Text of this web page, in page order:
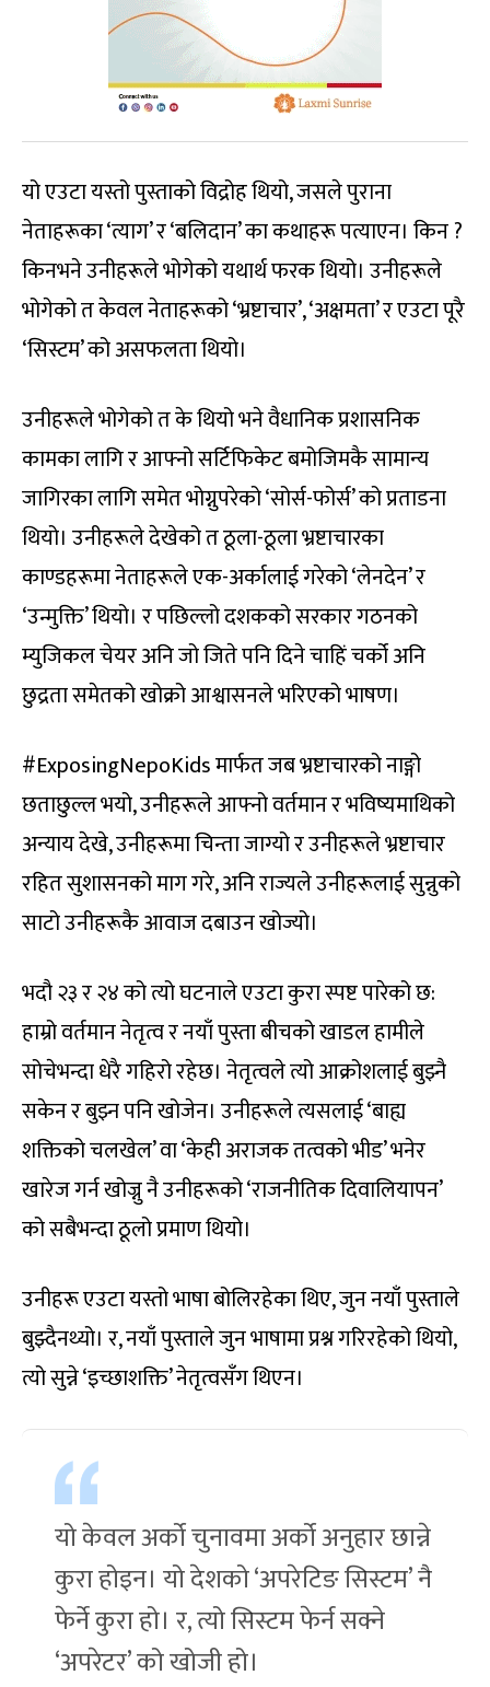
यो एउटा यस्तो पुस्ताको विद्रोह थियो, जसले पुराना
नेताहरूका ‘त्याग’ र ‘बलिदान’ का कथाहरू पत्याएन। किन ?
किनभने उनीहरूले भोगेको यथार्थ फरक थियो। उनीहरूले
भोगेको त केवल नेताहरूको ‘भ्रष्टाचार’, ‘अक्षमता’ र एउटा पूरै
‘सिस्टम’ को असफलता थियो।
उनीहरूले भोगेको त के थियो भने वैधानिक प्रशासनिक
कामका लागि र आफ्नो सर्टिफिकेट बमोजिमकै सामान्य
जागिरका लागि समेत भोग्नुपरेको ‘सोर्स-फोर्स’ को प्रताडना
थियो। उनीहरूले देखेको त ठूला-ठूला भ्रष्टाचारका
काण्डहरूमा नेताहरूले एक-अर्कालाई गरेको ‘लेनदेन’ र
‘उन्मुक्ति’ थियो। र पछिल्लो दशकको सरकार गठनको
म्युजिकल चेयर अनि जो जिते पनि दिने चाहिं चर्को अनि
छुद्रता समेतको खोक्रो आश्वासनले भरिएको भाषण।
#ExposingNepoKids मार्फत जब भ्रष्टाचारको नाङ्गो
छताछुल्ल भयो, उनीहरूले आफ्नो वर्तमान र भविष्यमाथिको
अन्याय देखे, उनीहरूमा चिन्ता जाग्यो र उनीहरूले भ्रष्टाचार
रहित सुशासनको माग गरे, अनि राज्यले उनीहरूलाई सुन्नुको
साटो उनीहरूकै आवाज दबाउन खोज्यो।
भदौ २३ र २४ को त्यो घटनाले एउटा कुरा स्पष्ट पारेको छ:
हाम्रो वर्तमान नेतृत्व र नयाँ पुस्ता बीचको खाडल हामीले
सोचेभन्दा धेरै गहिरो रहेछ। नेतृत्वले त्यो आक्रोशलाई बुझ्नै
सकेन र बुझ्न पनि खोजेन। उनीहरूले त्यसलाई ‘बाह्य
शक्तिको चलखेल’ वा ‘केही अराजक तत्वको भीड’ भनेर
खारेज गर्न खोज्नु नै उनीहरूको ‘राजनीतिक दिवालियापन’
को सबैभन्दा ठूलो प्रमाण थियो।
उनीहरू एउटा यस्तो भाषा बोलिरहेका थिए, जुन नयाँ पुस्ताले
बुझ्दैनथ्यो। र, नयाँ पुस्ताले जुन भाषामा प्रश्न गरिरहेको थियो,
त्यो सुन्ने ‘इच्छाशक्ति’ नेतृत्वसँग थिएन।
यो केवल अर्को चुनावमा अर्को अनुहार छान्ने
कुरा होइन। यो देशको ‘अपरेटिङ सिस्टम’ नै
फेर्ने कुरा हो। र, त्यो सिस्टम फेर्न सक्ने
‘अपरेटर’ को खोजी हो।